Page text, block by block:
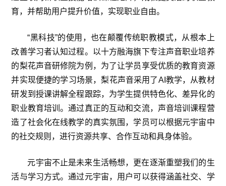
育，并帮助用户提升价值，实现职业自由。
“黑科技”的使用，也在颠覆传统职教模式，从根本上
改善学习者认知过程。以十方融海旗下专注声音职业培养
的梨花声音研修院为例，为了让学员享受优质的教育资源
并实现便捷的学习场景，梨花声音采用了AI教学，从教材
研发到授课讲解全程跟踪，为学生提供特色化、差异化的
职业教育培训。通过真正的互动和交流，声音培训课程营
造了社会化在线教学的真实氛围，学员可以根据元宇宙中
的社交规则，进行资源共享、合作互动和具身体验。
元宇宙不止是未来生活畅想，更在逐渐重塑我们的生
活与学习方式。通过元宇宙，用户可以获得涵盖社交、学